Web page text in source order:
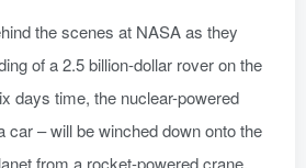
the scenes at NASA as they
of a 2.5 billion-dollar rover on the
days time, the nuclear-powered
car – will be winched down onto the
from a rocket-powered crane.